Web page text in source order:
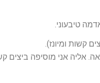
טיבעוני.
קשות ומיונז).
אני מוסיפה ביצים